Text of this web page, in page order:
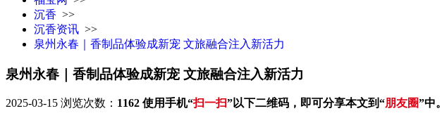
沉香 >>
沉香资讯 >>
泉州永春｜香制品体验成新宠 文旅融合注入新活力
泉州永春｜香制品体验成新宠 文旅融合注入新活力
2025-03-15 浏览次数： 1162 使用手机“扫一扫”以下二维码，即可分享本文到“朋友圈”中。